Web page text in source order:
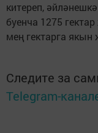
китереп,
буенча 1275
мең гектарга якын
Следите за
Telegram-